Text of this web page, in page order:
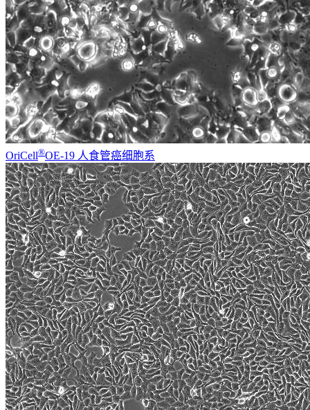
OriCell®OE-19 人食管癌细胞系